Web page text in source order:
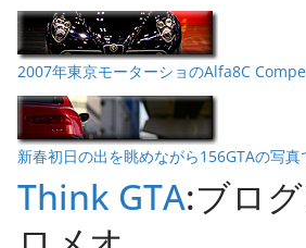
2007年東京モーターショのAlfa8C
新春初日の出を眺めながら156GTAの写真
Think GTA:ブロ